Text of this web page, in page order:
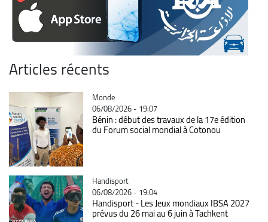
Articles récents
Catégorie
Monde
06/08/2026 - 19:07
Bénin : début des travaux de la 17e édition
du Forum social mondial à Cotonou
Catégorie
Handisport
06/08/2026 - 19:04
Handisport - Les Jeux mondiaux IBSA 2027
prévus du 26 mai au 6 juin à Tachkent